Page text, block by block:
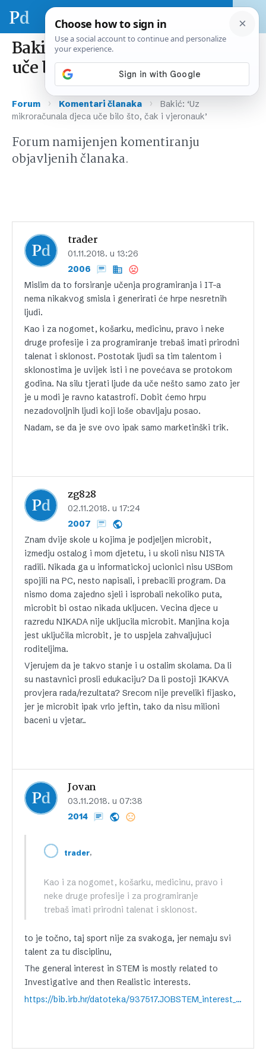
Bakić: ‘Uz mikroračunala djeca
uče bilo što, čak i vjeronauk’
Forum › Komentari članaka ›
Bakić: ‘Uz
mikroračunala djeca uče bilo što, čak i vjeronauk’
Forum namijenjen komentiranju
objavljenih članaka.
trader
01.11.2018. u 13:26
2006
Mislim da to forsiranje učenja programiranja i IT-a
nema nikakvog smisla i generirati će hrpe nesretnih
ljudi.
Kao i za nogomet, košarku, medicinu, pravo i neke
druge profesije i za programiranje trebaš imati prirodni
talenat i sklonost. Postotak ljudi sa tim talentom i
sklonostima je uvijek isti i ne povećava se protokom
godina. Na silu tjerati ljude da uče nešto samo zato jer
je u modi je ravno katastrofi. Dobit ćemo hrpu
nezadovoljnih ljudi koji loše obavljaju posao.
Nadam, se da je sve ovo ipak samo marketinški trik.
zg828
02.11.2018. u 17:24
2007
Znam dvije skole u kojima je podjeljen microbit,
izmedju ostalog i mom djetetu, i u skoli nisu NISTA
radili. Nikada ga u informatickoj ucionici nisu USBom
spojili na PC, nesto napisali, i prebacili program. Da
nismo doma zajedno sjeli i isprobali nekoliko puta,
microbit bi ostao nikada ukljucen. Vecina djece u
razredu NIKADA nije ukljucila microbit. Manjina koja
jest uključila microbit, je to uspjela zahvaljujuci
roditeljima.
Vjerujem da je takvo stanje i u ostalim skolama. Da li
su nastavnici prosli edukaciju? Da li postoji IKAKVA
provjera rada/rezultata? Srecom nije preveliki fijasko,
jer je microbit ipak vrlo jeftin, tako da nisu milioni
baceni u vjetar..
Jovan
03.11.2018. u 07:38
2014
trader,
Kao i za nogomet, košarku, medicinu, pravo i
neke druge profesije i za programiranje
trebaš imati prirodni talenat i sklonost.
to je točno, taj sport nije za svakoga, jer nemaju svi
talent za tu disciplinu,
The general interest in STEM is mostly related to
Investigative and then Realistic interests.
https://bib.irb.hr/datoteka/937517.JOBSTEM_interest_2018_Accepted.pdf